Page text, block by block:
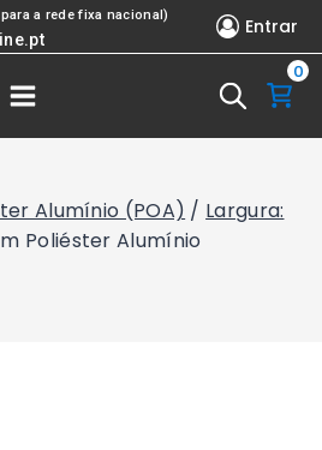
a rede fixa nacional) Entrar
0
Alumínio (POA) / Largura:
Poliéster Alumínio